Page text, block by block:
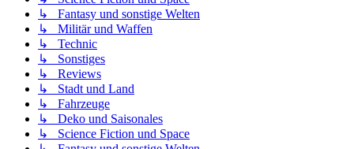
↳ Fantasy und sonstige Welten
↳ Militär und Waffen
↳ Technic
↳ Sonstiges
↳ Reviews
↳ Stadt und Land
↳ Fahrzeuge
↳ Deko und Saisonales
↳ Science Fiction und Space